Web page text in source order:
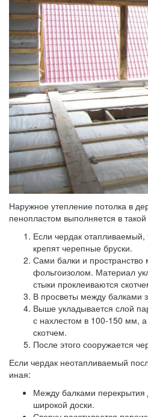
Наружное утепление потолка в
пенопластом выполняется в
Если чердак отапливаемый,
крепят черепные бруски.
Сами балки и
фольгоизолом. Материал
стыки проклеиваются
В просветы между балками
Выше укладывается слой
с нахлестом в 100-150 мм,
скотчем.
После этого сооружается
Если чердак неотапливаемый
иная:
Между балками перекрытия
широкой доски.